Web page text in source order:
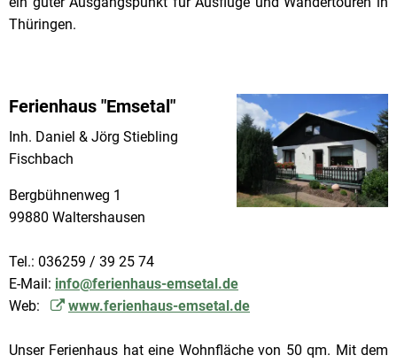
Thüringen.
Ferienhaus "Emsetal"
Inh. Daniel & Jörg Stiebling
Fischbach
Bergbühnenweg 1
99880 Waltershausen
Tel.: 036259 / 39 25 74
E-Mail: info@ferienhaus-emsetal.de
Web:
www.ferienhaus-emsetal.de
Unser Ferienhaus hat eine Wohnfläche von 50 qm. Mit dem